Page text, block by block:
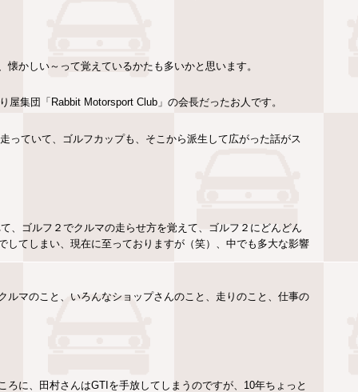
かしい～って覚えているかたも多いかと思います。
集団「Rabbit Motorsport Club」の会長だったお人です。
っていて、ゴルフカップも、そこから派生して広がった話がス
、ゴルフ２でクルマの走らせ方を覚えて、ゴルフ２にどんどん
てしまい、現在に至っておりますが（笑）、中でも多大な影響
マのこと、いろんなショップさんのこと、走りのこと、仕事の
に、田村さんはGTIを手放してしまうのですが、10年ちょっと